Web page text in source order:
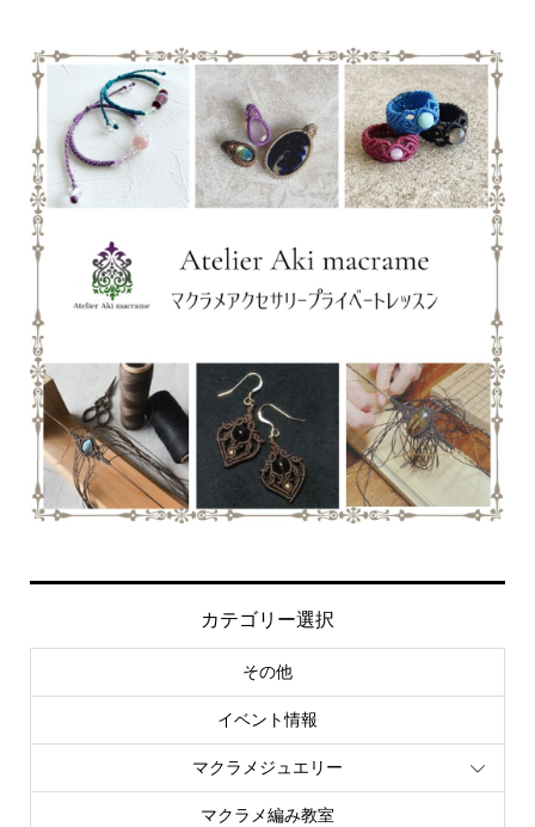
カテゴリー選択
その他
イベント情報
マクラメジュエリー
マクラメ編み教室